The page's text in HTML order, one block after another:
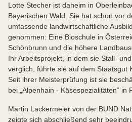
Lotte Stecher ist daheim in
Bayerischen Wald. Sie hat schon vor
umfassende landwirtschaftliche
genommen: Eine Bioschule in
Schönbrunn und die höhere
Ihr Arbeitsprojekt, in dem sie Stall-
verglich, führte sie auf dem Staatsgut
Seit ihrer Meisterprüfung ist sie
bei „Alpenhain - Käsespezialitäten“ in
Martin Lackermeier von der BUND
zeigte sich abschließend sehr